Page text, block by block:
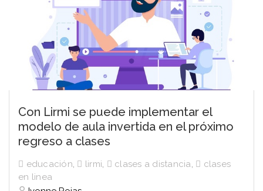
Con Lirmi se puede implementar el
modelo de aula invertida en el próximo
regreso a clases
educación, lirmi, clases a distancia,
clases
en linea